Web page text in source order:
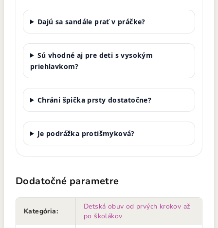
Dajú sa sandále prať v práčke?
Sú vhodné aj pre deti s vysokým
priehlavkom?
Chráni špička prsty dostatočne?
Je podrážka protišmyková?
Dodatočné parametre
Kategória:
Detská obuv od prvých krokov až
po školákov